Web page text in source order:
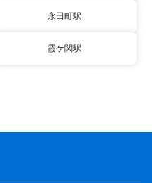
永田町駅
霞ケ関駅